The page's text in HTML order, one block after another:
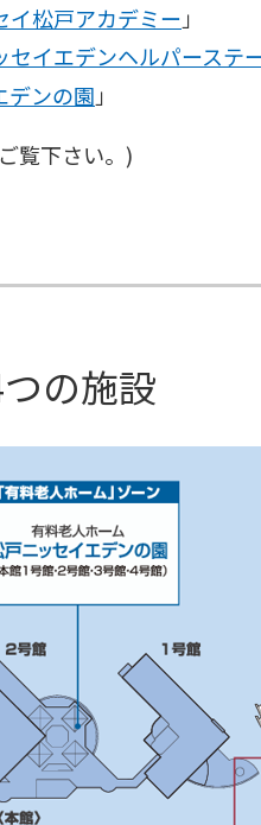
イ松戸アカデミー 」
セイエデンヘルパーステ
デンの園 」
覧下さい。)
の施設